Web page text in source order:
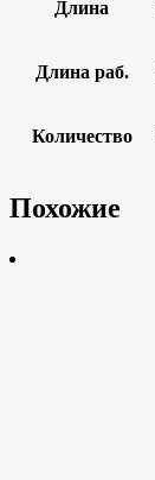
Длина
Длина раб.
Количество
Похожие